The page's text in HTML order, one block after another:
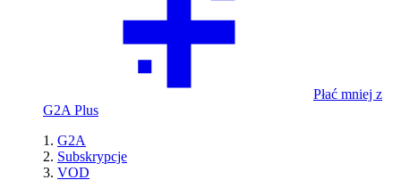
Płać mniej z
G2A Plus
G2A
Subskrypcje
VOD